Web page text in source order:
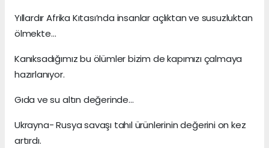
Yıllardır Afrika Kıtası’nda insanlar açlıktan ve susuzluktan
ölmekte…
Kanıksadığımız bu ölümler bizim de kapımızı çalmaya
hazırlanıyor.
Gıda ve su altın değerinde…
Ukrayna- Rusya savaşı tahıl ürünlerinin değerini on kez
artırdı.